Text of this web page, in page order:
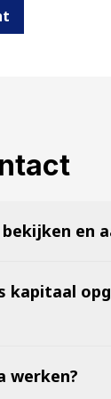
en
kapitaal
werken?